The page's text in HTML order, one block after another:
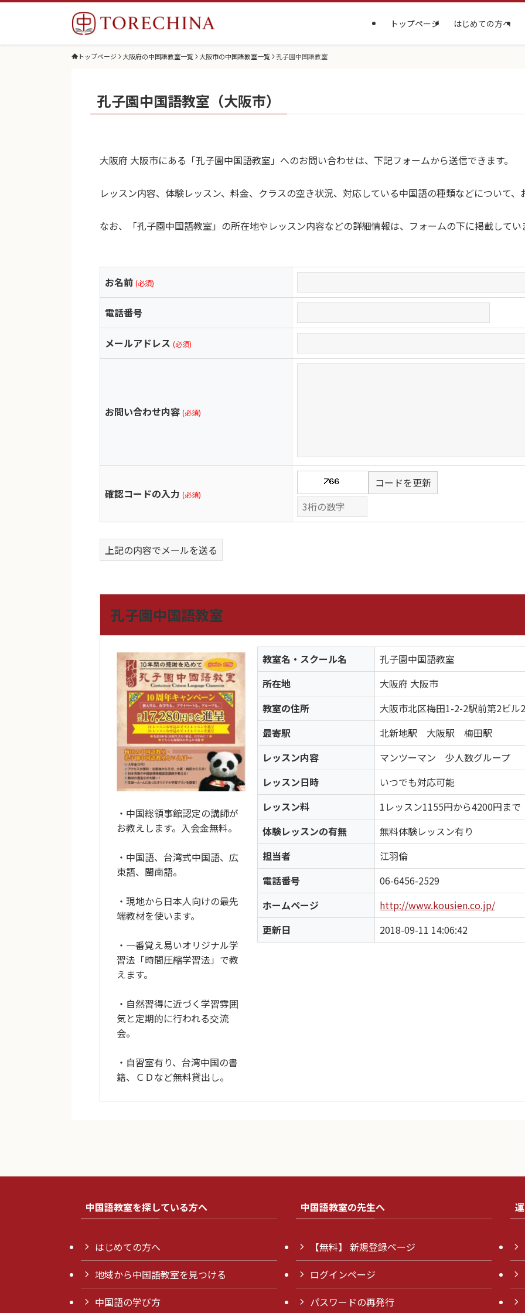
トップページ はじめての方へ
トップページ 大阪府の中国語教室一覧 大阪市の中国語教室一覧 孔子園中国語教室
孔子園中国語教室（大阪市）
大阪府 大阪市にある「孔子園中国語教室」へのお問い合わせは、下記フォームから送信できます。
レッスン内容、体験レッスン、料金、クラスの空き状況、対応している中国語の種類などについて
なお、「孔子園中国語教室」の所在地やレッスン内容などの詳細情報は、フォームの下に掲載してい
お名前 (必須)
電話番号
メールアドレス (必須)
お問い合わせ内容 (必須)
確認コードの入力 (必須)
コードを更新
上記の内容でメールを送る
孔子園中国語教室
・中国総領事館認定の講師が
お教えします。入会金無料。
・中国語、台湾式中国語、広
東語、閩南語。
・現地から日本人向けの最先
端教材を使います。
・一番覚え易いオリジナル学
習法「時間圧縮学習法」で教
えます。
・自然習得に近づく学習雰囲
気と定期的に行われる交流
会。
・自習室有り、台湾中国の書
籍、ＣＤなど無料貸出し。
教室名・スクール名
孔子園中国語教室
所在地
大阪府 大阪市
教室の住所
大阪市北区梅田1-2-2駅前第2ビル
最寄駅
北新地駅 大阪駅 梅田駅
レッスン内容
マンツーマン 少人数グループ
レッスン日時
いつでも対応可能
レッスン料
1レッスン1155円から4200円まで
体験レッスンの有無
無料体験レッスン有り
担当者
江羽倫
電話番号
06-6456-2529
ホームページ
http://www.kousien.co.jp/
更新日
2018-09-11 14:06:42
中国語教室を探している方へ
はじめての方へ
地域から中国語教室を見つける
中国語の学び方
中国語教室の先生へ
【無料】 新規登録ページ
ログインページ
パスワードの再発行